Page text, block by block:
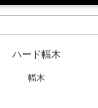
ハード幅木
幅木